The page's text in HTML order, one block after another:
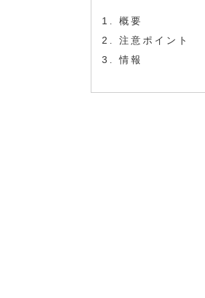
概要
注意ポイント
情報